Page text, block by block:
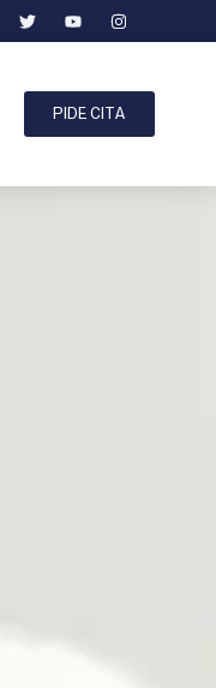
PIDE CITA